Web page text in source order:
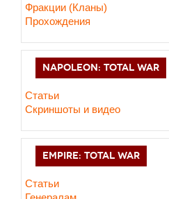
Фракции (Кланы)
Прохождения
NAPOLEON: TOTAL WAR
Статьи
Скриншоты и видео
EMPIRE: TOTAL WAR
Статьи